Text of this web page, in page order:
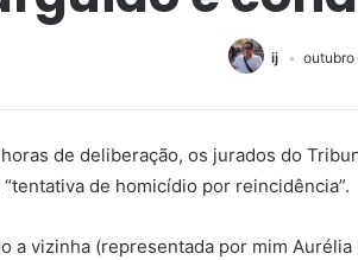
ij
de deliberação, os jurados do
de homicídio por reincidência”.
a vizinha (representada por mim